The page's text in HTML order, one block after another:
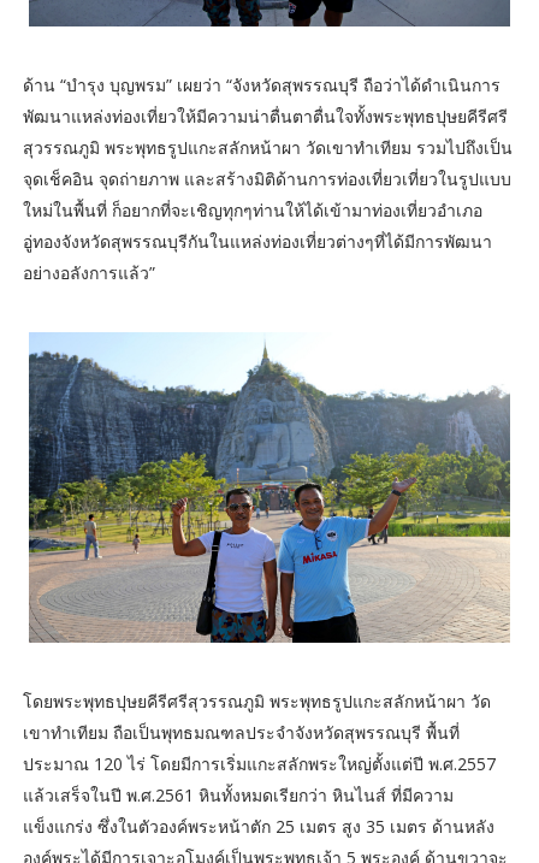
ด้าน “บำรุง บุญพรม” เผยว่า “จังหวัดสุพรรณบุรี ถือว่าได้ดำเนินการ
พัฒนาแหล่งท่องเที่ยวให้มีความน่าตื่นตาตื่นใจทั้งพระพุทธปุษยคีรีศรี
สุวรรณภูมิ พระพุทธรูปแกะสลักหน้าผา วัดเขาทำเทียม รวมไปถึงเป็น
จุดเช็คอิน จุดถ่ายภาพ และสร้างมิติด้านการท่องเที่ยวเที่ยวในรูปแบบ
ใหม่ในพื้นที่ ก็อยากที่จะเชิญทุกๆท่านให้ได้เข้ามาท่องเที่ยวอำเภอ
อู่ทองจังหวัดสุพรรณบุรีกันในแหล่งท่องเที่ยวต่างๆที่ได้มีการพัฒนา
อย่างอลังการแล้ว”
โดยพระพุทธปุษยคีรีศรีสุวรรณภูมิ พระพุทธรูปแกะสลักหน้าผา วัด
เขาทำเทียม ถือเป็นพุทธมณฑลประจำจังหวัดสุพรรณบุรี พื้นที่
ประมาณ 120 ไร่ โดยมีการเริ่มแกะสลักพระใหญ่ตั้งแต่ปี พ.ศ.2557
แล้วเสร็จในปี พ.ศ.2561 หินทั้งหมดเรียกว่า หินไนส์ ที่มีความ
แข็งแกร่ง ซึ่งในตัวองค์พระหน้าตัก 25 เมตร สูง 35 เมตร ด้านหลัง
องค์พระได้มีการเจาะอุโมงค์เป็นพระพุทธเจ้า 5 พระองค์ ด้านขวาจะ